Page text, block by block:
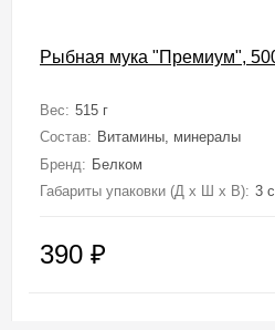
Рыбная мука "Премиум",
Вес: 515 г
Состав: Витамины, минералы
Бренд: Белком
Габариты упаковки (Д х Ш х В): 3
390 ₽